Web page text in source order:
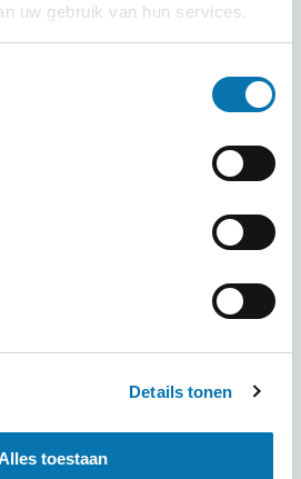
uw gebruik van hun services.
Details tonen
toestaan
stad met een uitstekende
enorme schaal en cultuur vragen
Toeristen kiezen
concentreren rondom het
navigatie-apps zoals
en regel een lokale